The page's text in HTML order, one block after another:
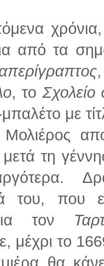
από τα
, το
με
μετά τη
του, που
τον
μέχρι το
θα